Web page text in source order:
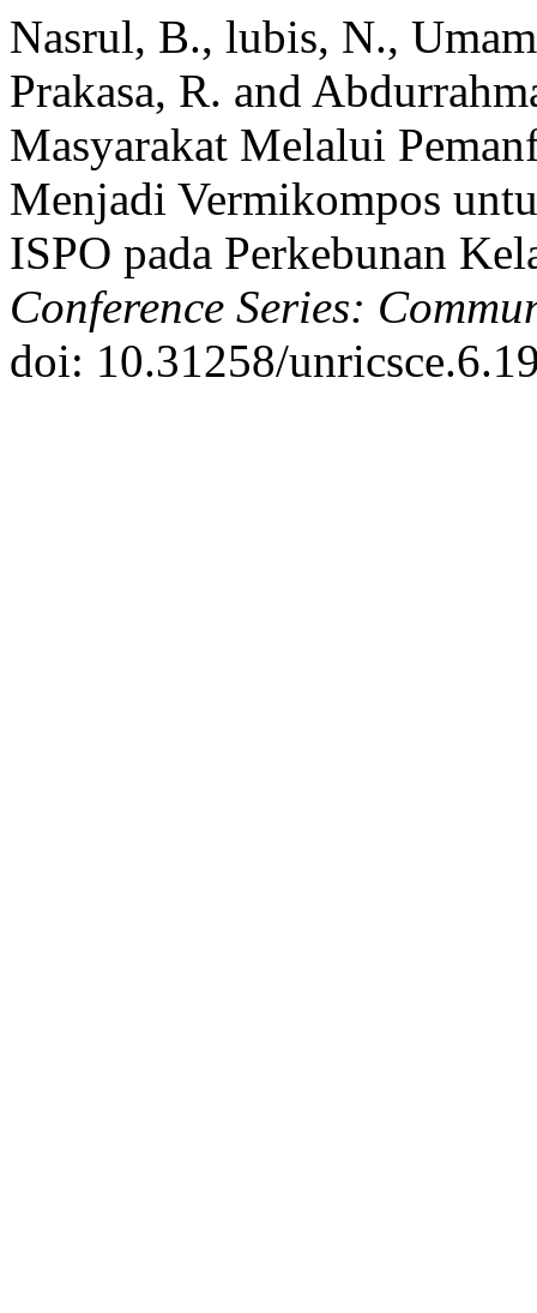
Nasrul, B., lubis, N.,
Prakasa, R. and
Masyarakat Melalui
Menjadi Vermikompos
ISPO pada Perkebunan
Conference Series:
doi: 10.31258/